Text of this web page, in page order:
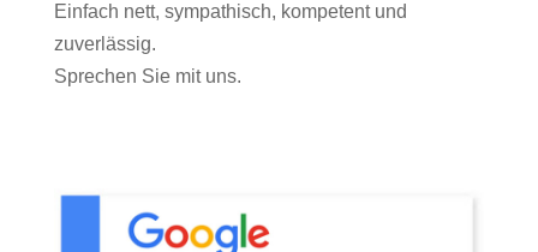
Einfach nett, sympathisch, kompetent und
zuverlässig.
Sprechen Sie mit uns.